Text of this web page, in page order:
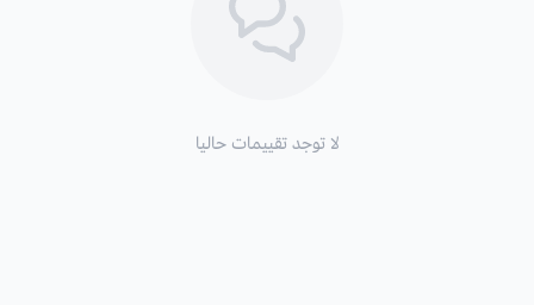
لا توجد تقييمات حاليا